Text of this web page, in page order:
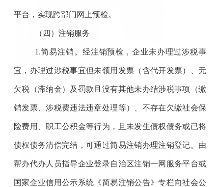
平台，实现跨部门网上预检。
（四）注销服务
1.简易注销。经注销预检，企业未办理过涉税事
宜，办理过涉税事宜但未领用发票（含代开发票）、无
欠税（滞纳金）及罚款且没有其他未办结涉税事项（缴
销发票、涉税费违法违章处理等）、不存在欠缴社会保
险费用、职工公积金等行为，且未发生债权债务或已将
债权债务清偿完结，可通过简易注销办理注销登记。由
帮办代办人员指导企业登录自治区注销一网服务平台或
国家企业信用公示系统《简易注销公告》专栏向社会公